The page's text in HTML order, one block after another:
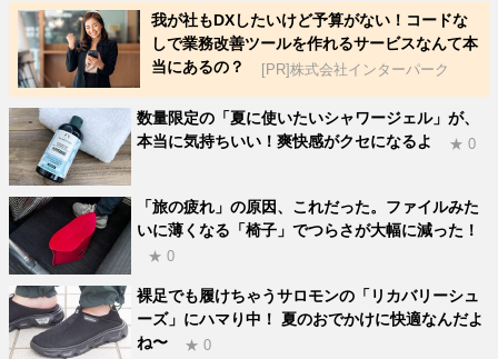
我が社もDXしたいけど予算がない！コードな
しで業務改善ツールを作れるサービスなんて本
当にあるの？
[PR]株式会社インターパーク
数量限定の「夏に使いたいシャワージェル」が、
本当に気持ちいい！爽快感がクセになるよ
★ 0
「旅の疲れ」の原因、これだった。ファイルみた
いに薄くなる「椅子」でつらさが大幅に減った！
★ 0
裸足でも履けちゃうサロモンの「リカバリーシュ
ーズ」にハマり中！ 夏のおでかけに快適なんだよ
ね〜
★ 0